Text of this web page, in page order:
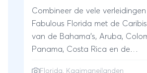
Combineer de vele
Fabulous Florida met de
van de Bahama's, Aruba,
Panama, Costa Rica en de
Florida, Kaaimaneilanden